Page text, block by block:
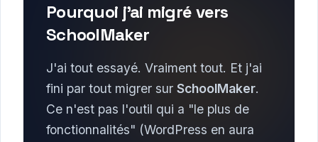
Pourquoi j'ai migré vers
SchoolMaker
J'ai tout essayé. Vraiment tout. Et j'ai
fini par tout migrer sur SchoolMaker.
Ce n'est pas l'outil qui a "le plus de
fonctionnalités" (WordPress en aura